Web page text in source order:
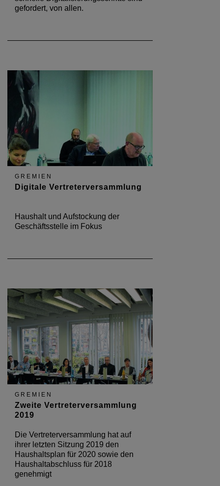
gefordert, von allen.
GREMIEN
Digitale Vertreterversammlung
Haushalt und Aufstockung der
Geschäftsstelle im Fokus
GREMIEN
Zweite Vertreterversammlung
2019
Die Vertreterversammlung hat auf
ihrer letzten Sitzung 2019 den
Haushaltsplan für 2020 sowie den
Haushaltabschluss für 2018
genehmigt